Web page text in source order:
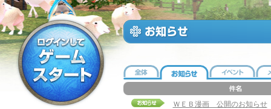
ＷＥＢ漫画 公開のお知らせ